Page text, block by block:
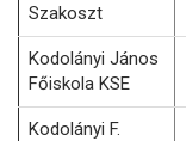
Szakoszt
Kodolányi János
Főiskola KSE
Kodolányi F.